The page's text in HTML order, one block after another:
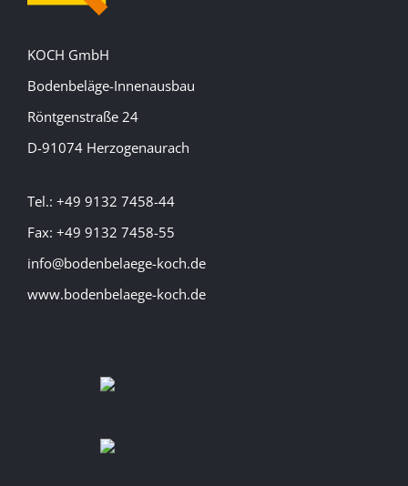
KOCH GmbH
Bodenbeläge-Innenausbau
Röntgenstraße 24
D-91074 Herzogenaurach
Tel.: +49 9132 7458-44
Fax: +49 9132 7458-55
info@bodenbelaege-koch.de
www.bodenbelaege-koch.de